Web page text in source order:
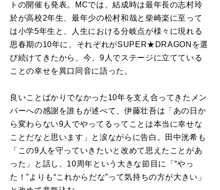
トの開催も発表。MCでは、結成時は最年長の志村玲
於が高校2年生、最年少の松村和哉と柴崎楽に至って
は小学5年生と、人生における分岐点が様々に現れる
思春期の10年に、それぞれがSUPER★DRAGONを選
び続けてきたから、今、9人でステージに立てている
ことの幸せを異口同音に語った。
良いことばかりでなかった10年を支え合ってきたメン
バーへの感謝を誰もが述べて、伊藤壮吾は「あの日か
ら変わらない9人でやってるってことは本当に幸せな
ことだなと思います」と涙ながらに告白。田中洸希も
「この9人を守っていきたいと改めて思えたことがあ
った」と話し、10周年という大きな節目に「“やっ
た！”よりも“これからだな”って気持ちの方が大きい」